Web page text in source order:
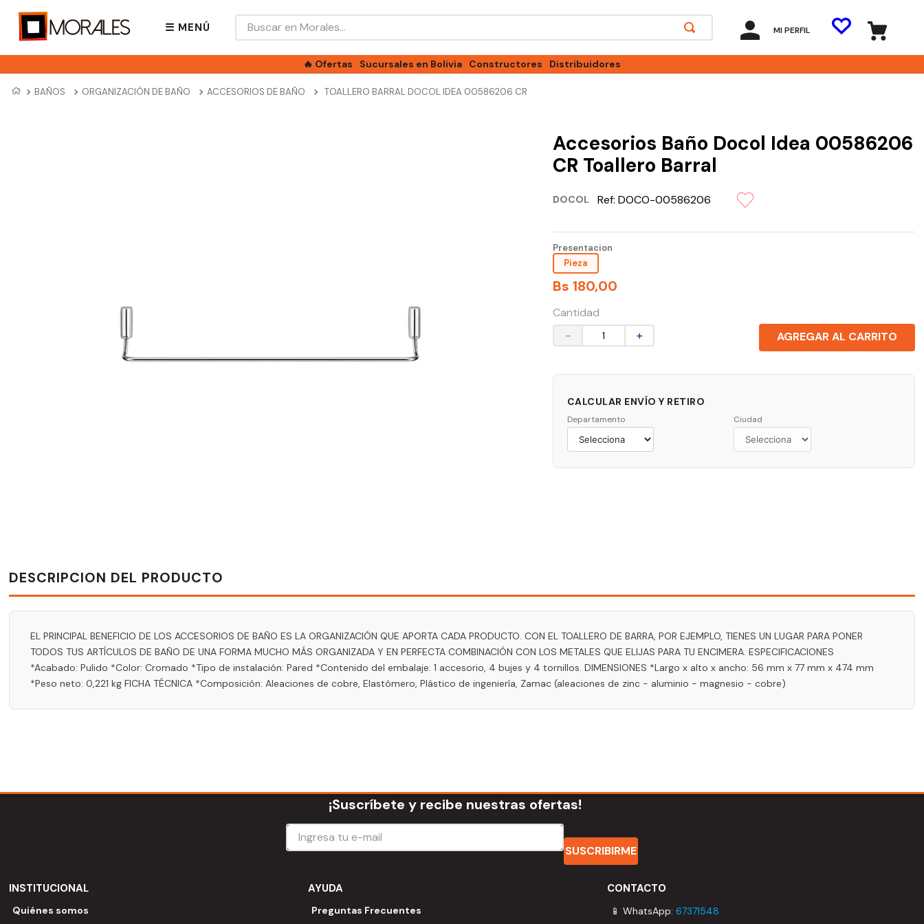
☰ MENÚ
Buscar en Morales...
MI PERFIL
🔥 Ofertas Sucursales en Bolivia Constructores Distribuidores
BAÑOS ORGANIZACIÓN DE BAÑO ACCESORIOS DE BAÑO TOALLERO BARRAL DOCOL IDEA 00586206 CR
Accesorios Baño Docol Idea 00586206
CR Toallero Barral
DOCOL Ref: DOCO-00586206
Presentacion
Pieza
Bs 180,00
Cantidad
＋
－ AGREGAR AL CARRITO
CALCULAR ENVÍO Y RETIRO
Departamento Ciudad
DESCRIPCION DEL PRODUCTO
EL PRINCIPAL BENEFICIO DE LOS ACCESORIOS DE BAÑO ES LA ORGANIZACIÓN QUE APORTA CADA PRODUCTO. CON EL TOALLERO DE BARRA, POR EJEMPLO, TIENES UN LUGAR PARA PONER
TODOS TUS ARTÍCULOS DE BAÑO DE UNA FORMA MUCHO MÁS ORGANIZADA Y EN PERFECTA COMBINACIÓN CON LOS METALES QUE ELIJAS PARA TU ENCIMERA. ESPECIFICACIONES
*Acabado: Pulido *Color: Cromado *Tipo de instalación: Pared *Contenido del embalaje: 1 accesorio, 4 bujes y 4 tornillos. DIMENSIONES *Largo x alto x ancho: 56 mm x 77 mm x 474 mm
*Peso neto: 0,221 kg FICHA TÉCNICA *Composición: Aleaciones de cobre, Elastómero, Plástico de ingeniería, Zamac (aleaciones de zinc - aluminio - magnesio - cobre)
¡Suscríbete y recibe nuestras ofertas!
SUSCRIBIRME
INSTITUCIONAL
Quiénes somos
AYUDA
Preguntas Frecuentes
CONTACTO
📱 WhatsApp: 67371548